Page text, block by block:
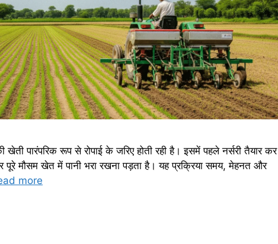
पारंपरिक रूप से रोपाई के जरिए होती रही है। इसमें पहले नर्सरी तैयार कर
पूरे मौसम खेत में पानी भरा रखना पड़ता है। यह प्रक्रिया समय, मेहनत और
more